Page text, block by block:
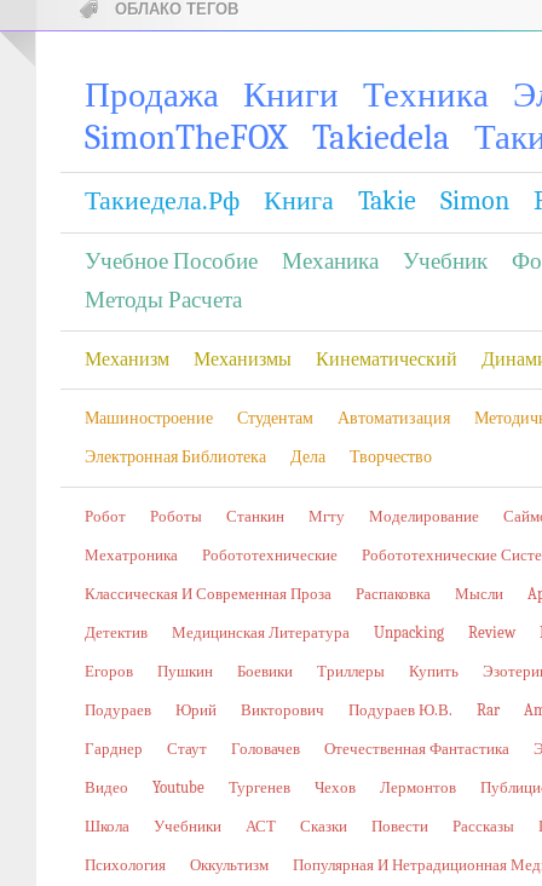
ОБЛАКО ТЕГОВ
Продажа Книги Техника
SimonTheFOX
Takiedela
Такиедела.рф Книга Takie Simon
Учебное Пособие Механика Учебник
Методы Расчета
Механизм Механизмы Кинематический
Машиностроение Студентам Автоматизация
Электронная Библиотека
Дела Творчество
Робот Роботы Станкин Мгту Моделирование
Мехатроника Робототехнические Робототехнические
Классическая И Современная Проза Распаковка Мысли
Детектив Медицинская Литература Unpacking Review
Егоров Пушкин Боевики Триллеры Купить
Подураев Юрий Викторович Подураев Ю.В. Rar
Гарднер Стаут Головачев Отечественная Фантастика
Видео Youtube Тургенев Чехов Лермонтов
Школа Учебники АСТ Сказки Повести Рассказы
Психология Оккультизм Популярная И Нетрадиционная